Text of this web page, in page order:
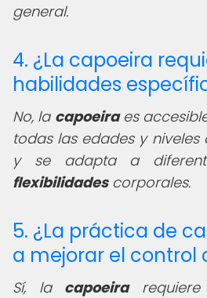
general.
4. ¿La capoeira
habilidades
No, la capoeiraes
todas las edades y niveles
y se adapta a
flexibilidadescorporales.
5. ¿La práctica de
a mejorar el control
Sí, la capoeirarequiere